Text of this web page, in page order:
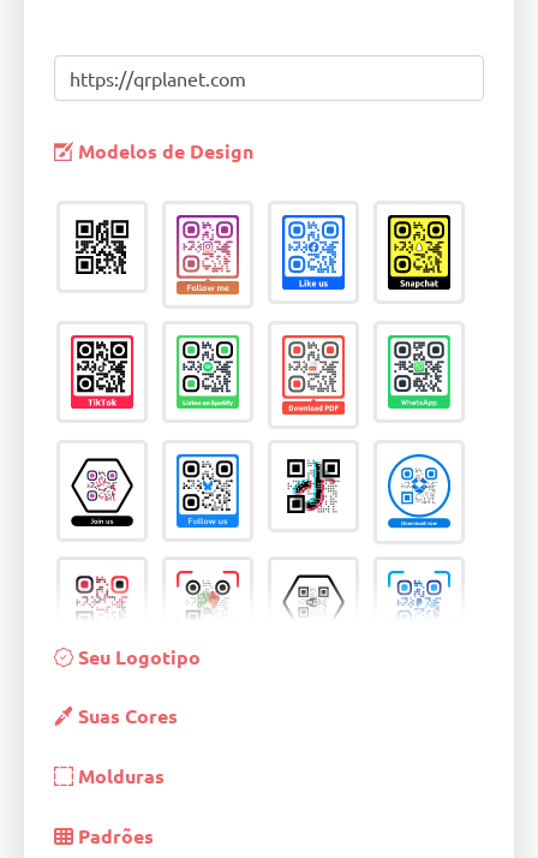
Modelos de Design
Seu Logotipo
Suas Cores
Molduras
Padrões